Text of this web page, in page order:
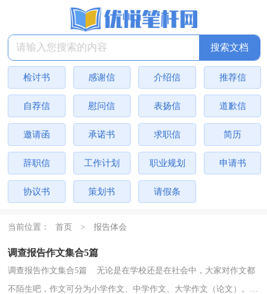
检讨书 感谢信 介绍信 推荐信
自荐信 慰问信 表扬信 道歉信
邀请函 承诺书 求职信 简历
辞职信 工作计划 职业规划 申请书
协议书 策划书 请假条
当前位置： 首页 > 报告体会
调查报告作文集合5篇
调查报告作文集合5篇 无论是在学校还是在社会中，大家对作文都
不陌生吧，作文可分为小学作文、中学作文、大学作文（论文）。作